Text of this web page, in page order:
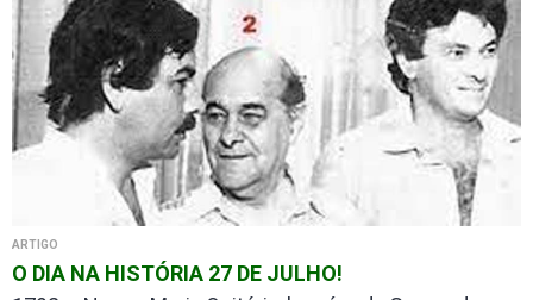
ARTIGO
O DIA NA HISTÓRIA 27 DE JULHO!